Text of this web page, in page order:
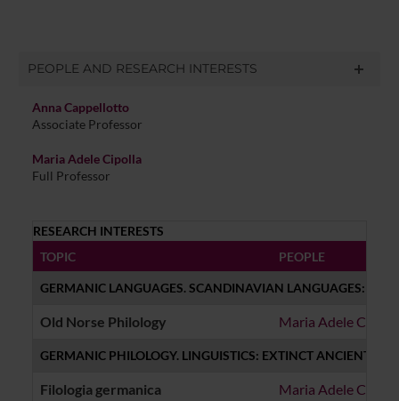
PEOPLE AND RESEARCH INTERESTS
Anna Cappellotto
Associate Professor
Maria Adele Cipolla
Full Professor
RESEARCH INTERESTS
TOPIC
PEOPLE
GERMANIC LANGUAGES. SCANDINAVIAN LANGUAGES:
Old Norse Philology Maria Adele Cipolla
GERMANIC PHILOLOGY. LINGUISTICS: EXTINCT ANCIENT
Filologia germanica Maria Adele Cipolla